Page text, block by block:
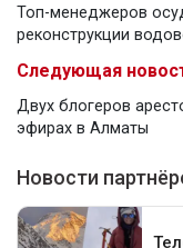
Топ-менеджеров
реконструкции
Следующая
Двух блогеров
эфирах в Алматы